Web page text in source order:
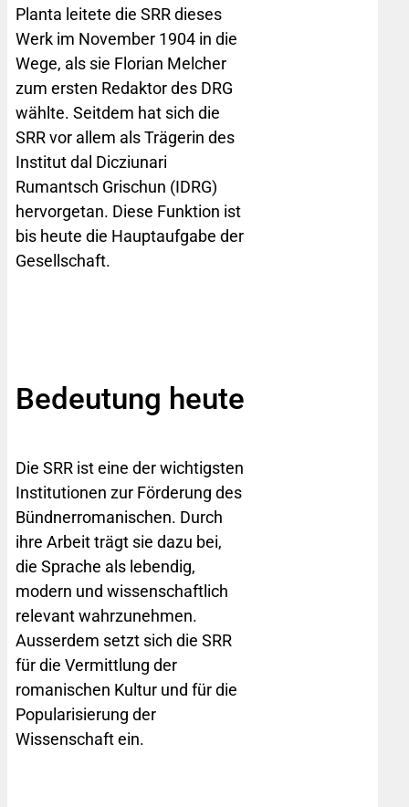
Planta leitete die SRR dieses
Werk im November 1904 in die
Wege, als sie Florian Melcher
zum ersten Redaktor des DRG
wählte. Seitdem hat sich die
SRR vor allem als Trägerin des
Institut dal Dicziunari
Rumantsch Grischun (IDRG)
hervorgetan. Diese Funktion ist
bis heute die Hauptaufgabe der
Gesellschaft.
Bedeutung heute
Die SRR ist eine der wichtigsten
Institutionen zur Förderung des
Bündnerromanischen. Durch
ihre Arbeit trägt sie dazu bei,
die Sprache als lebendig,
modern und wissenschaftlich
relevant wahrzunehmen.
Ausserdem setzt sich die SRR
für die Vermittlung der
romanischen Kultur und für die
Popularisierung der
Wissenschaft ein.